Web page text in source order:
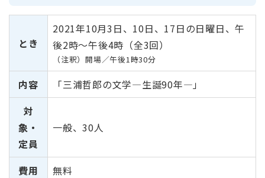
とき
2021年10月3日、10日、17日の日曜日、午
後2時～午後4時（全3回）
（注釈）開場／午後1時30分
内容
「三浦哲郎の文学―生誕90年―」
対
象・
定員
一般、30人
費用
無料